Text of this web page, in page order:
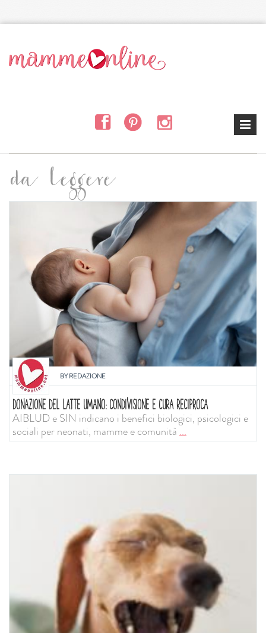
da leggere
BYREDAZIONE
DONAZIONE DEL LATTE UMANO: CONDIVISIONE E CURA RECIPROCA
AIBLUD e SIN indicano i benefici biologici, psicologici e
sociali per neonati, mamme e comunità...